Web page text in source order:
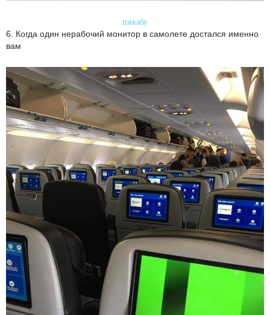
пикабу
6. Когда один нерабочий монитор в самолете достался именно
вам